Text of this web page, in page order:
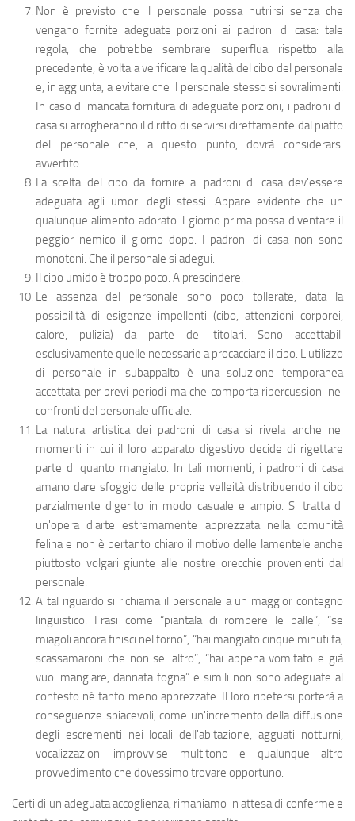
Non è previsto che il personale possa nutrirsi senza che
vengano fornite adeguate porzioni ai padroni di casa: tale
regola, che potrebbe sembrare superflua rispetto alla
precedente, è volta a verificare la qualità del cibo del personale
e, in aggiunta, a evitare che il personale stesso si sovralimenti.
In caso di mancata fornitura di adeguate porzioni, i padroni di
casa si arrogheranno il diritto di servirsi direttamente dal piatto
del personale che, a questo punto, dovrà considerarsi
avvertito.
La scelta del cibo da fornire ai padroni di casa dev'essere
adeguata agli umori degli stessi. Appare evidente che un
qualunque alimento adorato il giorno prima possa diventare il
peggior nemico il giorno dopo. I padroni di casa non sono
monotoni. Che il personale si adegui.
Il cibo umido è troppo poco. A prescindere.
Le assenza del personale sono poco tollerate, data la
possibilità di esigenze impellenti (cibo, attenzioni corporei,
calore, pulizia) da parte dei titolari. Sono accettabili
esclusivamente quelle necessarie a procacciare il cibo. L'utilizzo
di personale in subappalto è una soluzione temporanea
accettata per brevi periodi ma che comporta ripercussioni nei
confronti del personale ufficiale.
La natura artistica dei padroni di casa si rivela anche nei
momenti in cui il loro apparato digestivo decide di rigettare
parte di quanto mangiato. In tali momenti, i padroni di casa
amano dare sfoggio delle proprie velleità distribuendo il cibo
parzialmente digerito in modo casuale e ampio. Si tratta di
un'opera d'arte estremamente apprezzata nella comunità
felina e non è pertanto chiaro il motivo delle lamentele anche
piuttosto volgari giunte alle nostre orecchie provenienti dal
personale.
A tal riguardo si richiama il personale a un maggior contegno
linguistico. Frasi come “piantala di rompere le palle”, “se
miagoli ancora finisci nel forno”, “hai mangiato cinque minuti fa,
scassamaroni che non sei altro”, “hai appena vomitato e già
vuoi mangiare, dannata fogna” e simili non sono adeguate al
contesto né tanto meno apprezzate. Il loro ripetersi porterà a
conseguenze spiacevoli, come un'incremento della diffusione
degli escrementi nei locali dell'abitazione, agguati notturni,
vocalizzazioni improvvise multitono e qualunque altro
provvedimento che dovessimo trovare opportuno.
Certi di un'adeguata accoglienza, rimaniamo in attesa di conferme e